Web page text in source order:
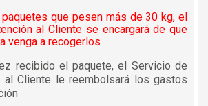
paquetes que pesen más de 30 kg, el
al Cliente se encargará de que
venga a recogerlos
recibido el paquete, el Servicio de
al Cliente le reembolsará los gastos